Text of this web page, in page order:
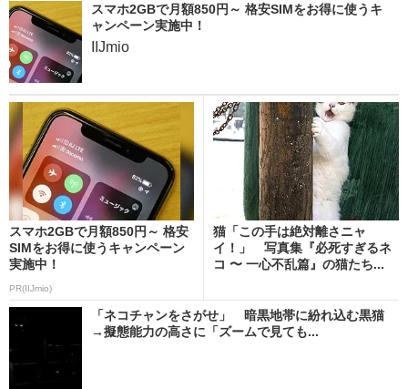
スマホ2GBで月額850円～ 格安SIMをお得に使うキ
ャンペーン実施中！
IIJmio
スマホ2GBで月額850円～ 格安
SIMをお得に使うキャンペーン
実施中！
PR(IIJmio)
猫「この手は絶対離さニャ
イ！」 写真集『必死すぎるネ
コ 〜 一心不乱篇』の猫たち...
「ネコチャンをさがせ」 暗黒地帯に紛れ込む黒猫
→擬態能力の高さに「ズームで見ても...